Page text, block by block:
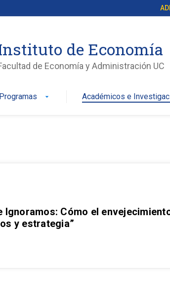
de Economía
de Economía y Administración UC
Programas arrow_drop_down Académicos e
Ignoramos: Cómo el
y estrategia”